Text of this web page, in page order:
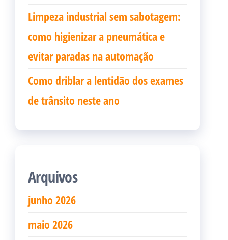
Limpeza industrial sem sabotagem:
como higienizar a pneumática e
evitar paradas na automação
Como driblar a lentidão dos exames
de trânsito neste ano
Arquivos
junho 2026
maio 2026